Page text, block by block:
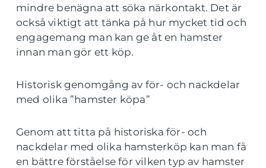
mindre benägna att söka närkontakt. Det är
också viktigt att tänka på hur mycket tid och
engagemang man kan ge åt en hamster
innan man gör ett köp.
Historisk genomgång av för- och nackdelar
med olika ”hamster köpa”
Genom att titta på historiska för- och
nackdelar med olika hamsterköp kan man få
en bättre förståelse för vilken typ av hamster